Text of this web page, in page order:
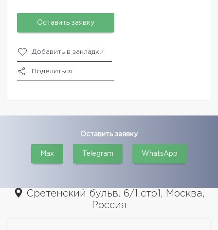
Оставить заявку
Добавить в закладки
Поделиться
Оставить заявку
Max Telegram WhatsApp
Сретенский бульв. 6/1 стр1, Москва,
Россия